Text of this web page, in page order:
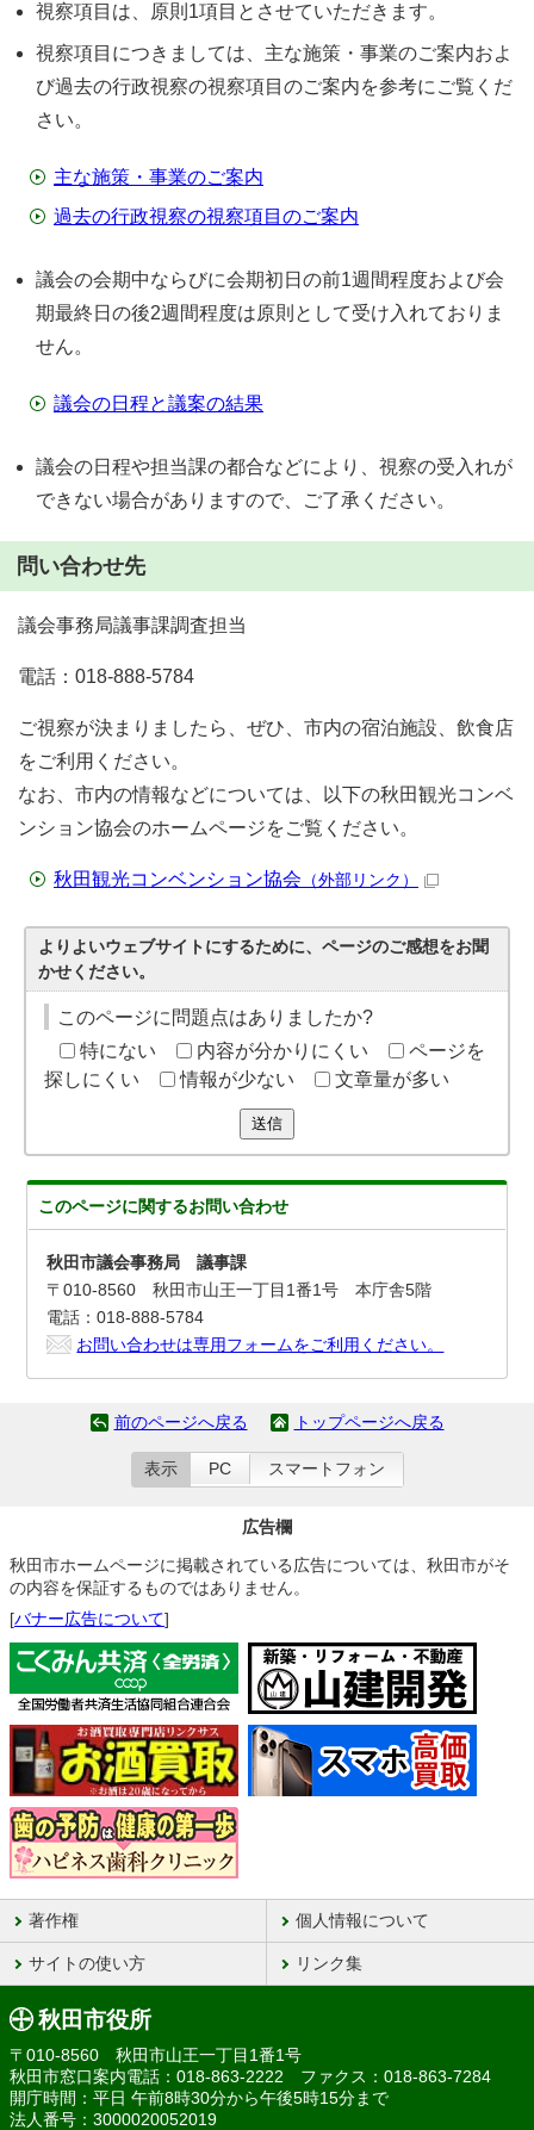
視察項目は、原則1項目とさせていただきます。
視察項目につきましては、主な施策・事業のご案内およ
び過去の行政視察の視察項目のご案内を参考にご覧くだ
さい。
主な施策・事業のご案内
過去の行政視察の視察項目のご案内
議会の会期中ならびに会期初日の前1週間程度および会
期最終日の後2週間程度は原則として受け入れておりま
せん。
議会の日程と議案の結果
議会の日程や担当課の都合などにより、視察の受入れが
できない場合がありますので、ご了承ください。
問い合わせ先
議会事務局議事課調査担当
電話：018-888-5784
ご視察が決まりましたら、ぜひ、市内の宿泊施設、飲食店
をご利用ください。
なお、市内の情報などについては、以下の秋田観光コンベ
ンション協会のホームページをご覧ください。
秋田観光コンベンション協会 （外部リンク）
よりよいウェブサイトにするために、ページのご感想をお聞
かせください。
このページに問題点はありましたか?
特にない
内容が分かりにくい
ページを
探しにくい
情報が少ない 文章量が多い
送信
このページに関するお問い合わせ
秋田市議会事務局 議事課
〒010-8560 秋田市山王一丁目1番1号 本庁舎5階
電話：018-888-5784
お問い合わせは専用フォームをご利用ください。
前のページへ戻る トップページへ戻る
表示 PC スマートフォン
広告欄
秋田市ホームページに掲載されている広告については、秋田市がそ
の内容を保証するものではありません。
[バナー広告について]
著作権 個人情報について
サイトの使い方 リンク集
秋田市役所
〒010-8560 秋田市山王一丁目1番1号
秋田市窓口案内電話：018-863-2222 ファクス：018-863-7284
開庁時間：平日 午前8時30分から午後5時15分まで
法人番号：3000020052019